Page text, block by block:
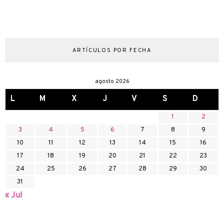
ARTÍCULOS POR FECHA
agosto 2026
L M X J V S D
1
2
3
4 5 6 7 8
9
10
11 12 13 14 15
16
17
18 19 20 21 22
23
24
25 26 27 28 29
30
31
« Jul